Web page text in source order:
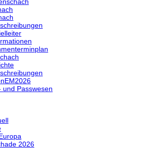
und Passwesen
2026